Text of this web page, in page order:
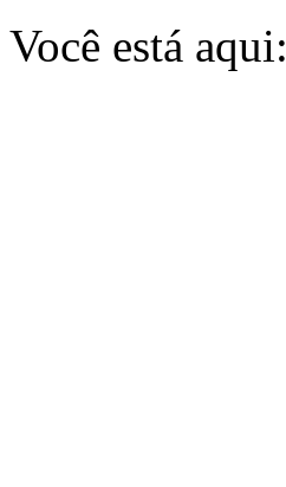
Você está aqui: